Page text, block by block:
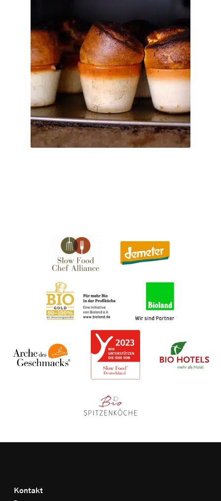
Produktseite
0
–
55
Serviertes Mittagessen – 100% biologisch; inkl. Wasser und 2
Frei-Getränke aus unserer Getränkekarte von 11:30 - ca. 15:00
Uhr ...
inkl. MwSt.
Kostenfreier Versand
Lieferzeit:
Direkt nach der Bestellung per Email.
Ticket buchen
Dieses
mehrere
Varianten
Kontakt